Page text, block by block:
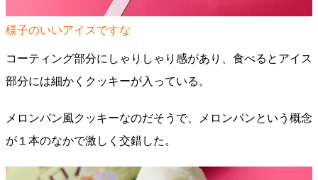
様子のいいアイスですな
コーティング部分にしゃりしゃり感があり、食べるとアイス
部分には細かくクッキーが入っている。
メロンパン風クッキーなのだそうで、メロンパンという概念
が１本のなかで激しく交錯した。